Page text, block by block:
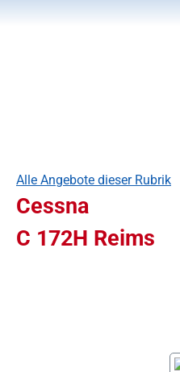
Alle Angebote dieser Rubrik
Cessna
C 172H Reims